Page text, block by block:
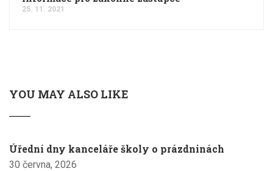
25. 11. 2021
YOU MAY ALSO LIKE
Úřední dny kanceláře školy o prázdninách
30 června, 2026